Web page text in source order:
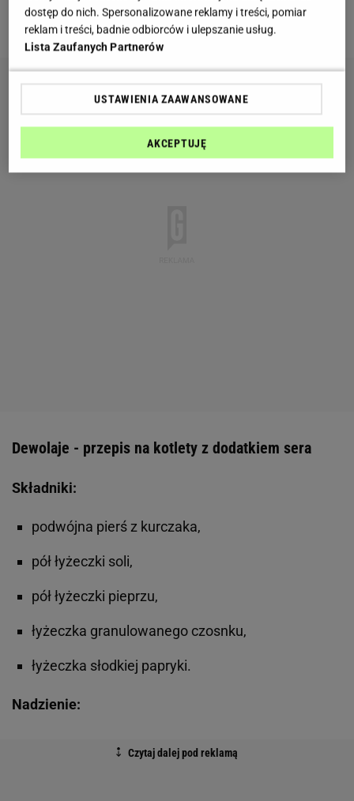
Przeczytaj więcej na stronie głównej Gazeta.pl
Dewolaje - przepis na kotlety z dodatkiem sera
Składniki:
podwójna pierś z kurczaka,
pół łyżeczki soli,
pół łyżeczki pieprzu,
łyżeczka granulowanego czosnku,
łyżeczka słodkiej papryki.
Nadzienie:
dostęp do nich. Spersonalizowane reklamy i treści, pomiar
reklam i treści, badnie odbiorców i ulepszanie usług.
Lista Zaufanych Partnerów
USTAWIENIA ZAAWANSOWANE
AKCEPTUJĘ